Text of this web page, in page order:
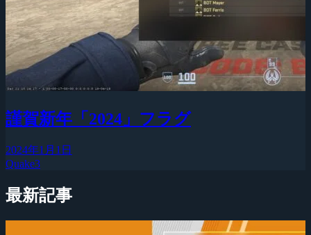
謹賀新年「2024」フラグ
2024年1月1日
Quake3
最新記事